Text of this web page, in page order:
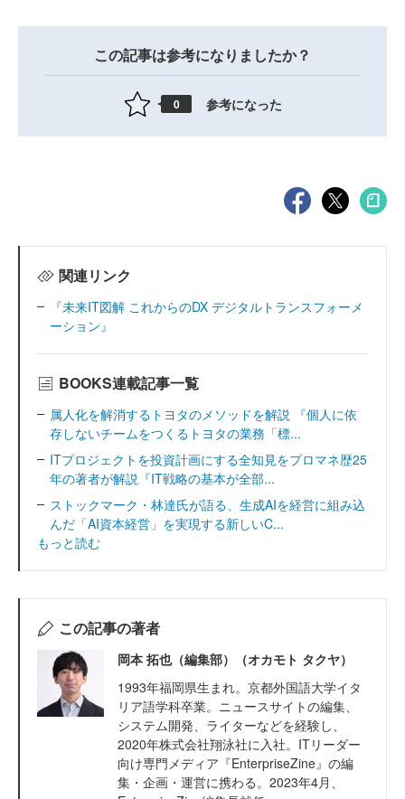
この記事は参考になりましたか？
0 参考になった
関連リンク
『未来IT図解 これからのDX デジタルトランスフォーメ
ーション』
BOOKS連載記事一覧
属人化を解消するトヨタのメソッドを解説 『個人に依
存しないチームをつくるトヨタの業務「標...
ITプロジェクトを投資計画にする全知見をプロマネ歴25
年の著者が解説『IT戦略の基本が全部...
ストックマーク・林達氏が語る、生成AIを経営に組み込
んだ「AI資本経営」を実現する新しいC...
もっと読む
この記事の著者
岡本 拓也（編集部）（オカモト タクヤ）
1993年福岡県生まれ。京都外国語大学イタ
リア語学科卒業。ニュースサイトの編集、
システム開発、ライターなどを経験し、
2020年株式会社翔泳社に入社。ITリーダー
向け専門メディア『EnterpriseZine』の編
集・企画・運営に携わる。2023年4月、